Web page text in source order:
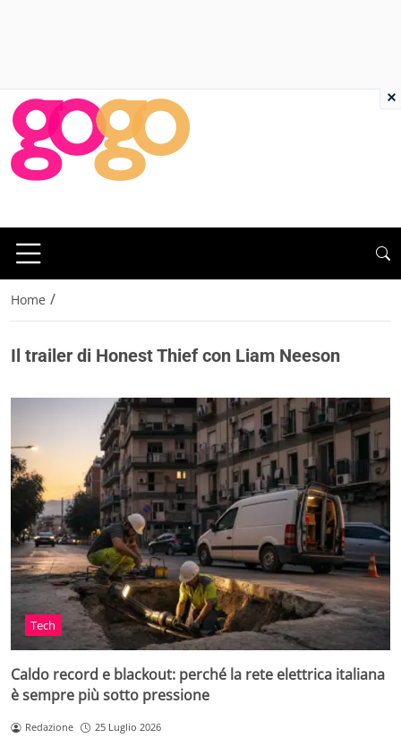
Home /
Il trailer di Honest Thief con Liam Neeson
Tech
Caldo record e blackout: perché la rete elettrica italiana
è sempre più sotto pressione
Redazione 25 Luglio 2026
×